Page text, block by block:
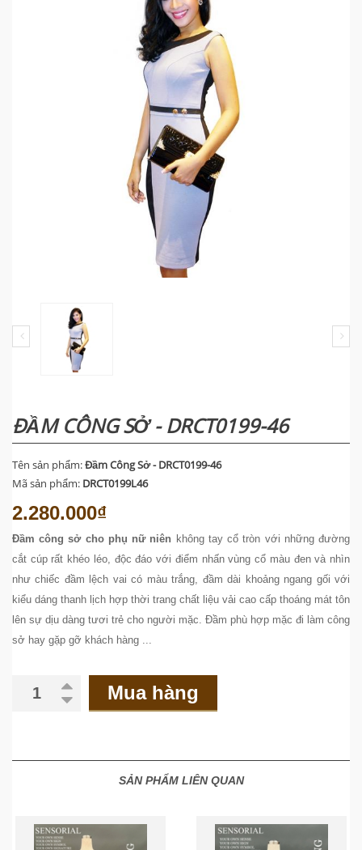
ĐẦM CÔNG SỞ - DRCT0199-46
Tên sản phẩm:Đầm Công Sở - DRCT0199-46
Mã sản phẩm: DRCT0199L46
2.280.000₫
Đầm công sở cho phụ nữ niên không tay cổ tròn với những đường
cắt cúp rất khéo léo, độc đáo với điểm nhấn vùng cổ màu đen và nhìn
như chiếc đầm lệch vai có màu trắng, đầm dài khoảng ngang gối với
kiểu dáng thanh lịch hợp thời trang chất liệu vải cao cấp thoáng mát tôn
lên sự dịu dàng tươi trẻ cho người mặc. Đầm phù hợp mặc đi làm công
sở hay gặp gỡ khách hàng ...
Mua hàng
SẢN PHẨM LIÊN QUAN